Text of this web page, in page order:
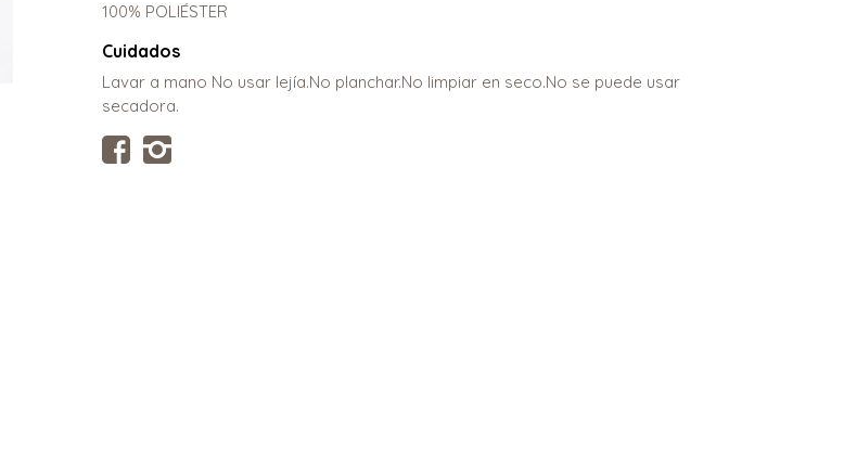
100% POLIÉSTER
Cuidados
Lavar a mano No usar lejía.No planchar.No limpiar en seco.No se puede usar
secadora.